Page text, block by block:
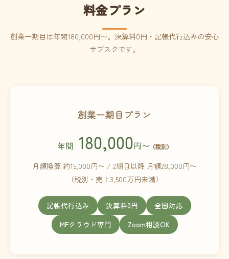
料金プラン
創業一期目は年間180,000円〜。決算料0円・記帳代行込みの安心
サブスクです。
創業一期目プラン
年間 180,000円〜 （税別）
月額換算 約15,000円〜 / 2期目以降 月額28,000円〜
（税別・売上3,500万円未満）
記帳代行込み 決算料0円
全国対応
MFクラウド専門
Zoom相談OK